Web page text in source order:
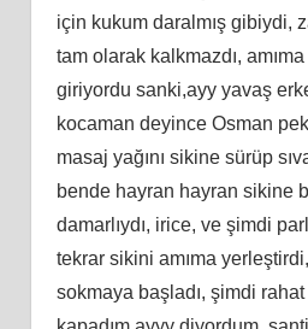
için kukum daralmış gibiydi,
tam olarak kalkmazdı,
giriyordu sanki,ayy yavaş
kocaman deyince Osman
masaj yağını sikine sürüp
bende hayran hayran sikine
damarlıydı, irice, ve şimdi
tekrar sikini amıma
sokmaya başladı, şimdi